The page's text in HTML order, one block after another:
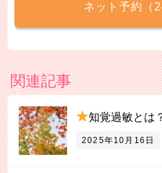
ネット予約（
関連記事
知覚過敏とは
2025年10月16日